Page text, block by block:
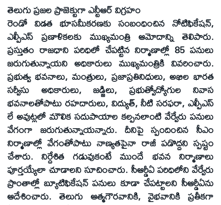
తెలుగు ప్రజల ప్రాజెక్టుగా ఎన్టీఆర్‌ విగ్రహం
రెండో విడత భూసమీకరణకు సంబంధించిన నోటిఫికేషన్‌,
ఎల్పీఎస్‌ ప్రణాళికలకు ముఖ్యమంత్రి ఆమోదాన్ని తెలిపారు.
ప్రస్తుతం రాజధాని పరిధిలో చేపట్టిన నిర్మాణాల్లో 85 పనులు
జరుగుతున్నాయని అధికారులు ముఖ్యమంత్రికి వివరించారు.
ప్రభుత్వ భవనాలు, మంత్రులు, ప్రజాప్రతినిధులు, అఖిల భారత
సర్వీసు అధికారులు, జడ్జిలు, ప్రభుత్వోద్యోగుల నివాస
భవనాలతోపాటు రహదారులు, విద్యుత్‌, నీటి సరఫరా, ఎల్పీఎస్‌
లే అవుట్లలో మౌలిక సదుపాయాల కల్పనలాంటి వేర్వేరు పనులు
వేగంగా జరుగుతున్నాయన్నారు. దీనిపై స్పందించిన సీఎం
నిర్మాణాల్లో వేగంతోపాటు నాణ్యతపైనా రాజీ పడొద్దని స్పష్టం
చేశారు. నిర్దేశిత గడువుకంటే ముందే భవన నిర్మాణాలు
పూర్తయ్యేలా చూడాలని సూచించారు. సీఆర్డీఏ పరిధిలోని వేర్వేరు
ప్రాంతాల్లో బ్యూటిఫికేషన్‌ పనులు కూడా చేపట్టాలని సీఆర్డీఏను
ఆదేశించారు. తెలుగు ఆత్మగౌరవానికి, వైభవానికి ప్రతీకగా